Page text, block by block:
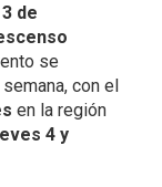
de
se
con el
en la región
4 y